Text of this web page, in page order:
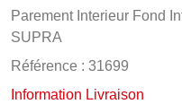
Parement Interieur Fond
SUPRA
Référence : 31699
Information Livraison